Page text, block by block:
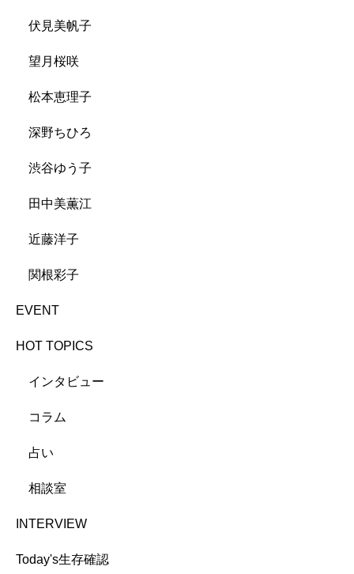
伏見美帆子
望月桜咲
松本恵理子
深野ちひろ
渋谷ゆう子
田中美薫江
近藤洋子
関根彩子
EVENT
HOT TOPICS
インタビュー
コラム
占い
相談室
INTERVIEW
Today's生存確認